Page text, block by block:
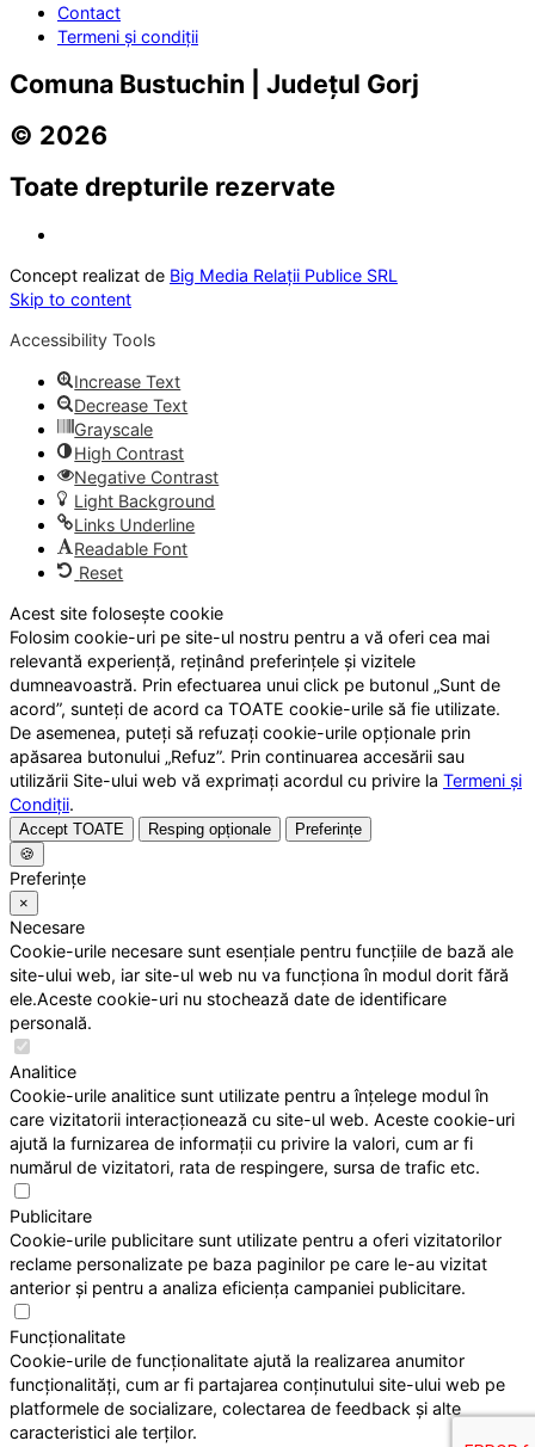
Contact
Termeni și condiții
Comuna Bustuchin | Județul Gorj
© 2026
Toate drepturile rezervate
Concept realizat de Big Media Relații Publice SRL
Skip to content
Accessibility Tools
Increase Text
Decrease Text
Grayscale
High Contrast
Negative Contrast
Light Background
Links Underline
Readable Font
Reset
Acest site folosește cookie
Folosim cookie-uri pe site-ul nostru pentru a vă oferi cea mai
relevantă experiență, reținând preferințele și vizitele
dumneavoastră. Prin efectuarea unui click pe butonul „Sunt de
acord”, sunteți de acord ca TOATE cookie-urile să fie utilizate.
De asemenea, puteți să refuzați cookie-urile opționale prin
apăsarea butonului „Refuz”. Prin continuarea accesării sau
utilizării Site-ului web vă exprimați acordul cu privire la Termeni și
Condiții.
Accept TOATE Resping opționale
Preferințe
🍪
Preferințe
×
Necesare
Cookie-urile necesare sunt esențiale pentru funcțiile de bază ale
site-ului web, iar site-ul web nu va funcționa în modul dorit fără
ele.Aceste cookie-uri nu stochează date de identificare
personală.
Analitice
Cookie-urile analitice sunt utilizate pentru a înțelege modul în
care vizitatorii interacționează cu site-ul web. Aceste cookie-uri
ajută la furnizarea de informații cu privire la valori, cum ar fi
numărul de vizitatori, rata de respingere, sursa de trafic etc.
Publicitare
Cookie-urile publicitare sunt utilizate pentru a oferi vizitatorilor
reclame personalizate pe baza paginilor pe care le-au vizitat
anterior și pentru a analiza eficiența campaniei publicitare.
Funcționalitate
Cookie-urile de funcționalitate ajută la realizarea anumitor
funcționalități, cum ar fi partajarea conținutului site-ului web pe
platformele de socializare, colectarea de feedback și alte
caracteristici ale terților.